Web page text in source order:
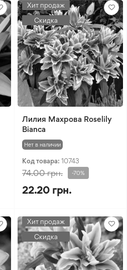
Хит продаж
Скидка
Лилия Махрова Roselily
Bianca
Нет в наличии
Код товара: 10743
74.00 грн. -70%
22.20 грн.
Хит продаж
Скидка